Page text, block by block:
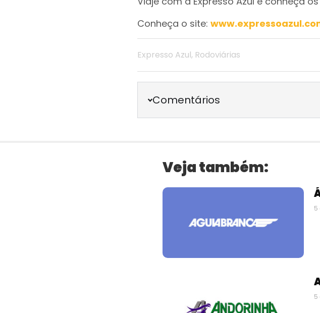
Conheça o site:
Expresso Azul, Rodoviárias
Comentários
Veja também:
5
5